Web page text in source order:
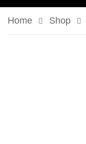
Home Shop